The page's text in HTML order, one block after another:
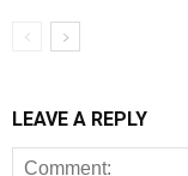
LEAVE A REPLY